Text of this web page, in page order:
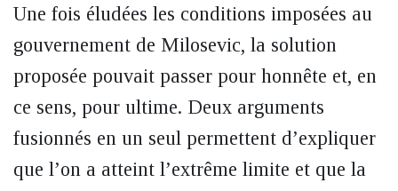
Une fois éludées les conditions imposées au
gouvernement de Milosevic, la solution
proposée pouvait passer pour honnête et, en
ce sens, pour ultime. Deux arguments
fusionnés en un seul permettent d’expliquer
que l’on a atteint l’extrême limite et que la